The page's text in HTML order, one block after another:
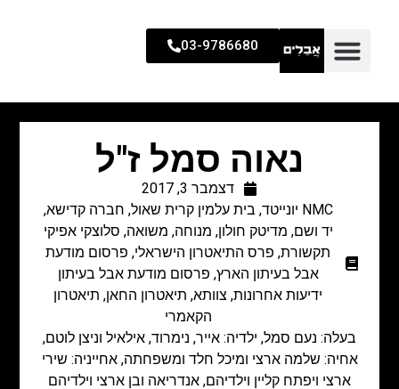
03-9786680
נאוה סמל ז"ל
דצמבר 3, 2017
NMC יונייטד
, בית עלמין קרית שאול, חברה קדישא,
יד ושם, מדיטק חולון, מנוחה, משואה, סלוצקי אפיקי
תקשורת, פרס התיאטרון הישראלי, פרסום מודעת
אבל בעיתון הארץ, פרסום מודעת אבל בעיתון
ידיעות אחרונות, צוותא, תיאטרון החאן, תיאטרון
הקאמרי
בעלה: נעם סמל, ילדיה: אייר, נימרוד, אילאיל וניצן לוטם,
אחיה: שלמה ארצי ומיכל חלד ומשפחתה, אחייניה: שירי
ארצי ויפתח קליין וילדיהם, אנדריאה ובן ארצי וילדיהם